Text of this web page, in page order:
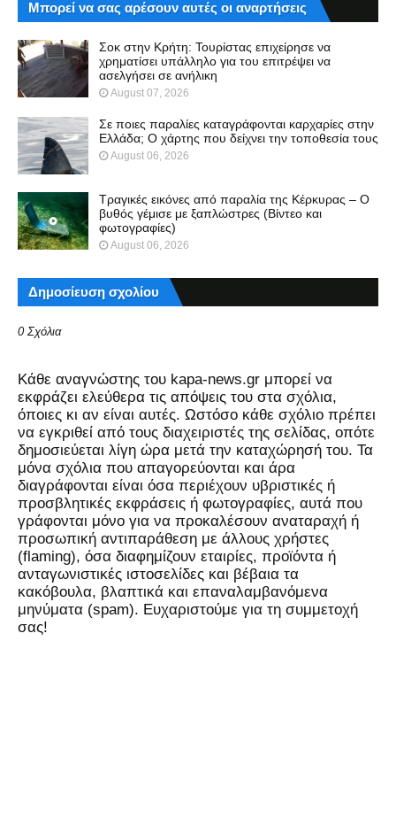
Μπορεί να σας αρέσουν αυτές οι αναρτήσεις
Σοκ στην Κρήτη: Τουρίστας επιχείρησε να
χρηματίσει υπάλληλο για του επιτρέψει να
ασελγήσει σε ανήλικη
August 07, 2026
Σε ποιες παραλίες καταγράφονται καρχαρίες στην
Ελλάδα; Ο χάρτης που δείχνει την τοποθεσία τους
August 06, 2026
Τραγικές εικόνες από παραλία της Κέρκυρας – Ο
βυθός γέμισε με ξαπλώστρες (Βίντεο και
φωτογραφίες)
August 06, 2026
Δημοσίευση σχολίου
0 Σχόλια
Kάθε αναγνώστης του kapa-news.gr μπορεί να
εκφράζει ελεύθερα τις απόψεις του στα σχόλια,
όποιες κι αν είναι αυτές. Ωστόσο κάθε σχόλιο πρέπει
να εγκριθεί από τους διαχειριστές της σελίδας, οπότε
δημοσιεύεται λίγη ώρα μετά την καταχώρησή του. Τα
μόνα σχόλια που απαγορεύονται και άρα
διαγράφονται είναι όσα περιέχουν υβριστικές ή
προσβλητικές εκφράσεις ή φωτογραφίες, αυτά που
γράφονται μόνο για να προκαλέσουν αναταραχή ή
προσωπική αντιπαράθεση με άλλους χρήστες
(flaming), όσα διαφημίζουν εταιρίες, προϊόντα ή
ανταγωνιστικές ιστοσελίδες και βέβαια τα
κακόβουλα, βλαπτικά και επαναλαμβανόμενα
μηνύματα (spam). Ευχαριστούμε για τη συμμετοχή
σας!